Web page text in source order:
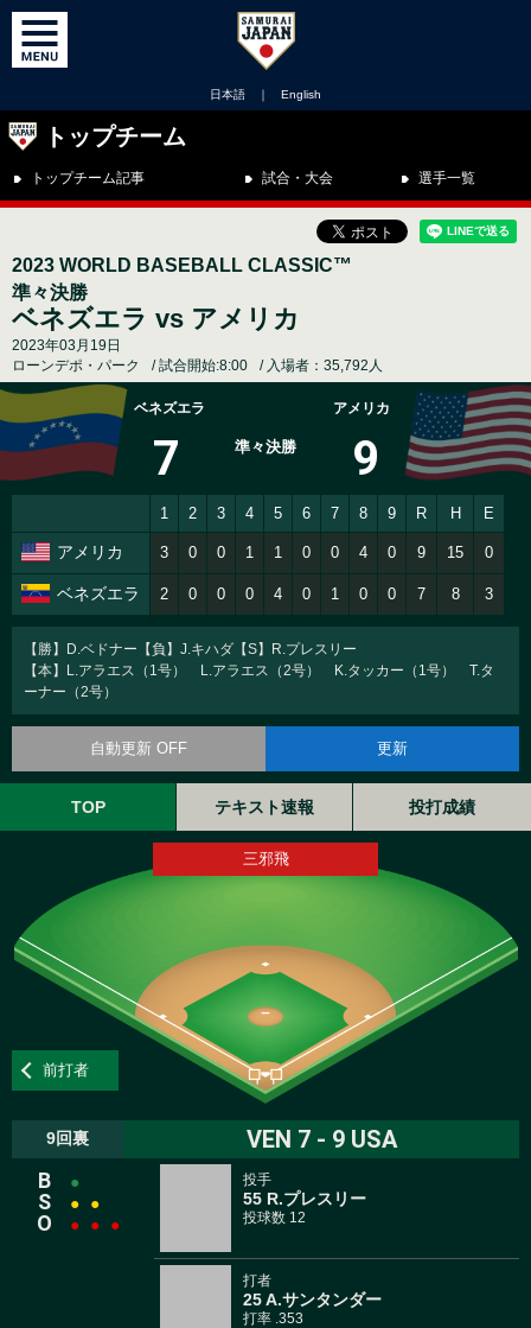
日本語 ｜ English
トップチーム
トップチーム記事 試合・大会 選手一覧
2023 WORLD BASEBALL CLASSIC™
準々決勝
ベネズエラ vs アメリカ
2023年03月19日
ローンデポ・パーク
試合開始:8:00 入場者：35,792人
ベネズエラ
7 準々決勝
アメリカ
9
1 2 3 4 5 6 7 8 9 R H E
アメリカ 3 0 0 1 1 0 0 4 0 9 15 0
ベネズエラ 2 0 0 0 4 0 1 0 0 7 8 3
【勝】D.ベドナー【負】J.キハダ【S】R.プレスリー
【本】L.アラエス（1号） L.アラエス（2号） K.タッカー（1号） T.タ
ーナー（2号）
自動更新 OFF 更新
TOP テキスト速報 投打成績